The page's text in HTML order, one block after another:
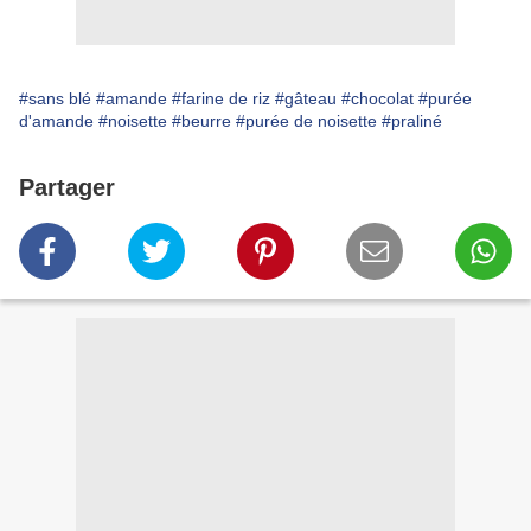
#sans blé #amande #farine de riz #gâteau #chocolat #purée
d'amande #noisette #beurre #purée de noisette #praliné
Partager